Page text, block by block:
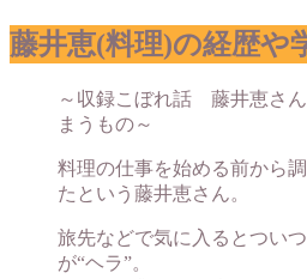
藤井恵(料理)の経歴や
～収録こぼれ話 藤井恵さ
まうもの～
料理の仕事を始める前から
たという藤井恵さん。
旅先などで気に入るとつい
が“ヘラ”。